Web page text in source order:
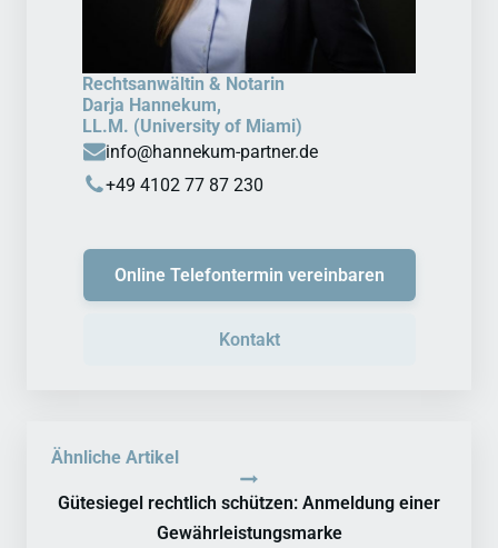
Rechtsanwältin & Notarin
Darja Hannekum,
LL.M. (University of Miami)
info@hannekum-partner.de
+49 4102 77 87 230
Online Telefontermin vereinbaren
Kontakt
Ähnliche Artikel
Gütesiegel rechtlich schützen: Anmeldung einer
Gewährleistungsmarke